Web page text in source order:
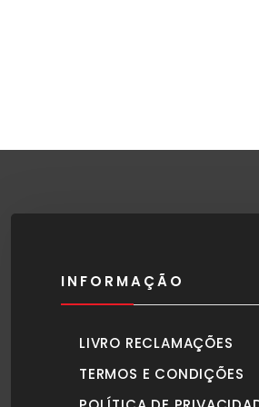
INFORMAÇÃO
LIVRO RECLAMAÇÕES
TERMOS E CONDIÇÕES